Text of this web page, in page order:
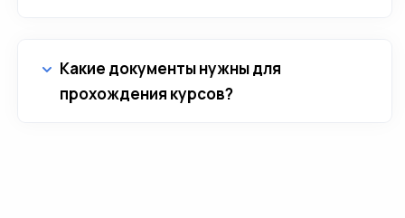
Какие документы нужны для
прохождения курсов?